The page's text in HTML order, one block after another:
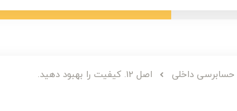
حسابرسی داخلی
اصل 12. کیفیت را بهبود دهید.